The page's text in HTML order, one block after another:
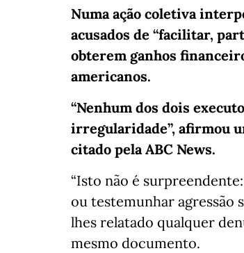
Numa ação coletiva
acusados de “facilitar,
obterem ganhos
americanos.
“Nenhum dos dois
irregularidade”, afirmou
citado pela ABC News.
“Isto não é
ou testemunhar agressão
lhes relatado qualquer
mesmo documento.